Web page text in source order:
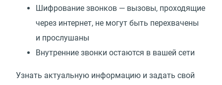
Шифрование звонков — вызовы, проходящие
через интернет, не могут быть перехвачены
и прослушаны
Внутренние звонки остаются в вашей сети
Узнать актуальную информацию и задать свой